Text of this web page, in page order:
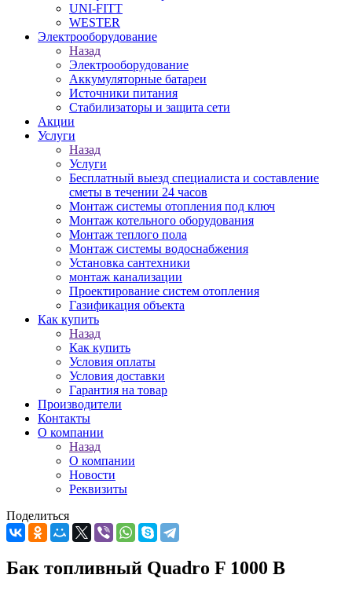
UNI-FITT
WESTER
Электрооборудование
Назад
Электрооборудование
Аккумуляторные батареи
Источники питания
Стабилизаторы и защита сети
Акции
Услуги
Назад
Услуги
Бесплатный выезд специалиста и составление
сметы в течении 24 часов
Монтаж системы отопления под ключ
Монтаж котельного оборудования
Монтаж теплого пола
Монтаж системы водоснабжения
Установка сантехники
монтаж канализации
Проектирование систем отопления
Газификация объекта
Как купить
Назад
Как купить
Условия оплаты
Условия доставки
Гарантия на товар
Производители
Контакты
О компании
Назад
О компании
Новости
Реквизиты
Поделиться
Бак топливный Quadro F 1000 B